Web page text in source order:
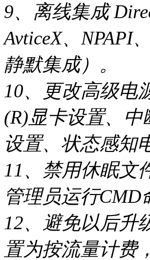
9、离线集成
AvticeX、NPAPI
静默集成）。
10、更改高级电
(R)显卡设置、
设置、状态感知
11、禁用休眠文
管理员运行CMD
12、避免以后升
置为按流量计费